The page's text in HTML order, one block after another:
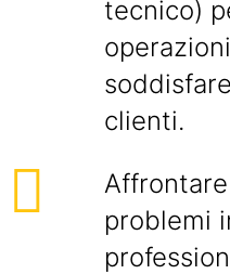
tecnico)
clienti.
problemi